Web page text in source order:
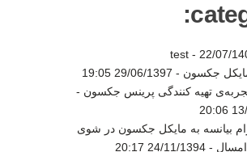
test - 22/07/
جکسون - 29/06/1397 19:05
تهیه کنندگی پرینس جکسون -
13/
بیانسه به مایکل جکسون در شوی
-
24/11/1394 20:17